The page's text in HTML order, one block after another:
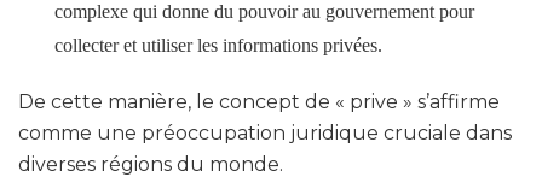
complexe qui donne du pouvoir au gouvernement pour
collecter et utiliser les informations privées.
De cette manière, le concept de « prive » s’affirme
comme une préoccupation juridique cruciale dans
diverses régions du monde.